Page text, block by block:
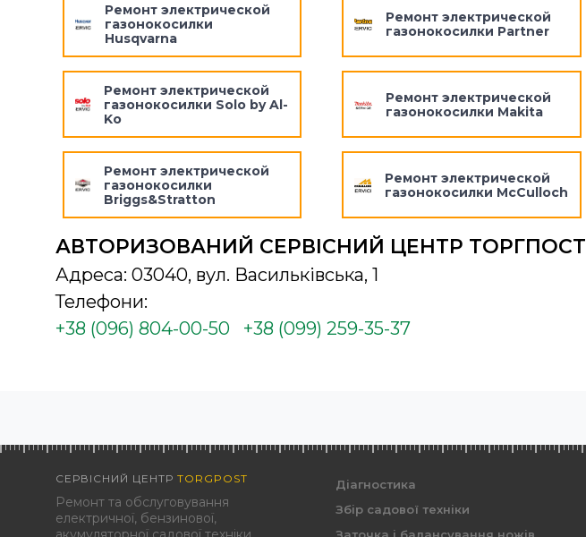
Ремонт электрической
газонокосилки
Husqvarna
Ремонт электрической
газонокосилки Solo by Al-
Ko
Ремонт электрической
газонокосилки
Briggs&Stratton
Ремонт электрической
газонокосилки Partner
Ремонт электрической
газонокосилки Makita
Ремонт электрической
газонокосилки McCulloch
АВТОРИЗОВАНИЙ СЕРВІСНИЙ ЦЕНТР ТОРГПОСТ
Адреса: 03040, вул. Васильківська, 1
Телефони:
+38 (096) 804-00-50
+38 (099) 259-35-37
СЕРВІСНИЙ ЦЕНТР TORGPOST
Ремонт та обслуговування
електричної, бензинової,
Діагностика
Збір садової техніки